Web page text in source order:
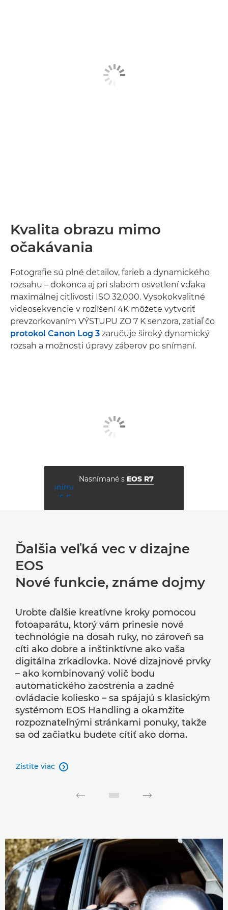
Kvalita obrazu mimo
očakávania
Fotografie sú plné detailov, farieb a dynamického
rozsahu – dokonca aj pri slabom osvetlení vďaka
maximálnej citlivosti ISO 32,000. Vysokokvalitné
videosekvencie v rozlíšení 4K môžete vytvoriť
prevzorkovaním VÝSTUPU ZO 7 K senzora, zatiaľ čo
protokol Canon Log 3 zaručuje široký dynamický
rozsah a možnosti úpravy záberov po snímaní.
Nasnímané s EOS R7
Ďalšia veľká vec v dizajne
EOS
Nové funkcie, známe dojmy
Urobte ďalšie kreatívne kroky pomocou
fotoaparátu, ktorý vám prinesie nové
technológie na dosah ruky, no zároveň sa
cíti ako dobre a inštinktívne ako vaša
digitálna zrkadlovka. Nové dizajnové prvky
– ako kombinovaný volič bodu
automatického zaostrenia a zadné
ovládacie koliesko – sa spájajú s klasickým
systémom EOS Handling a okamžite
rozpoznateľnými stránkami ponuky, takže
sa od začiatku budete cítiť ako doma.
Zistite viac 